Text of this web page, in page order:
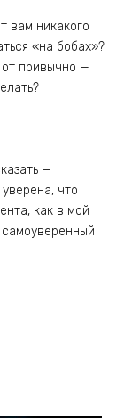
вам никакого
«на бобах»?
от привычно —
—
что
как в мой